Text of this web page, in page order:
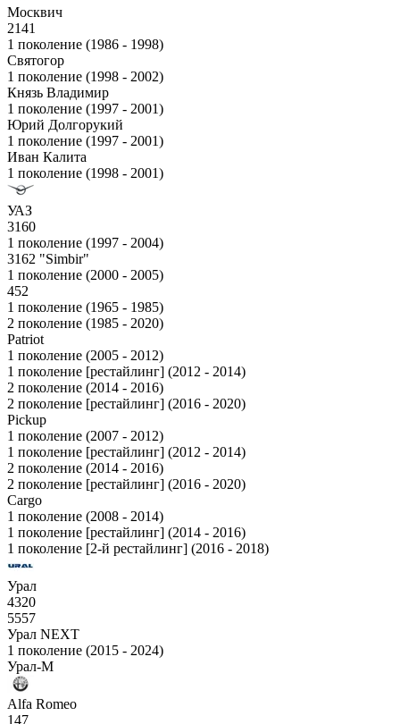
Москвич
2141
1 поколение (1986 - 1998)
Святогор
1 поколение (1998 - 2002)
Князь Владимир
1 поколение (1997 - 2001)
Юрий Долгорукий
1 поколение (1997 - 2001)
Иван Калита
1 поколение (1998 - 2001)
УАЗ
3160
1 поколение (1997 - 2004)
3162 "Simbir"
1 поколение (2000 - 2005)
452
1 поколение (1965 - 1985)
2 поколение (1985 - 2020)
Patriot
1 поколение (2005 - 2012)
1 поколение [рестайлинг] (2012 - 2014)
2 поколение (2014 - 2016)
2 поколение [рестайлинг] (2016 - 2020)
Pickup
1 поколение (2007 - 2012)
1 поколение [рестайлинг] (2012 - 2014)
2 поколение (2014 - 2016)
2 поколение [рестайлинг] (2016 - 2020)
Cargo
1 поколение (2008 - 2014)
1 поколение [рестайлинг] (2014 - 2016)
1 поколение [2-й рестайлинг] (2016 - 2018)
Урал
4320
5557
Урал NEXT
1 поколение (2015 - 2024)
Урал-М
Alfa Romeo
147